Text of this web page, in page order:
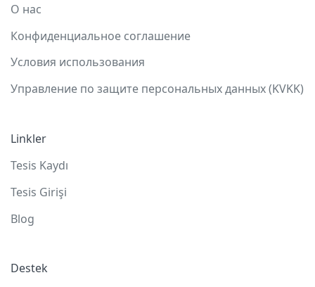
О нас
Конфиденциальное соглашение
Условия использования
Управление по защите персональных данных (KVKK)
Linkler
Tesis Kaydı
Tesis Girişi
Blog
Destek